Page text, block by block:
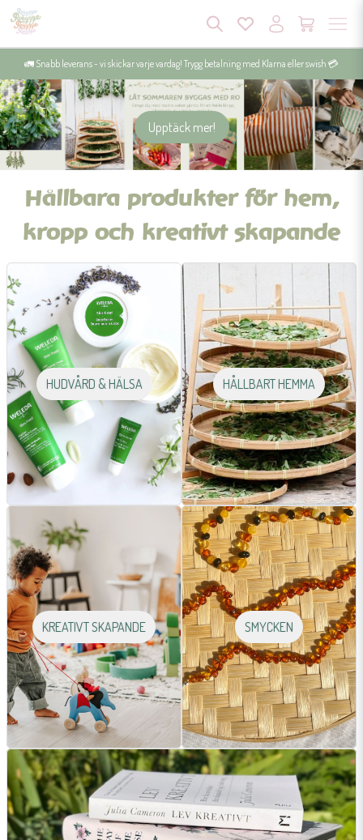
🚛 Snabb leverans - vi skickar varje vardag! Trygg betalning med Klarna eller swish 💳
Upptäck mer!
Hållbara produkter för hem,
kropp och kreativt skapande
HUDVÅRD & HÄLSA HÅLLBART HEMMA
KREATIVT SKAPANDE SMYCKEN